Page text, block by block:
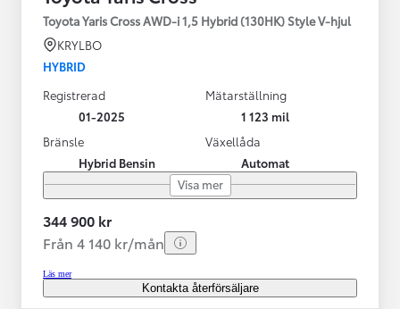
Toyota Yaris Cross AWD-i 1,5 Hybrid (130HK) Style V-hjul
KRYLBO
HYBRID
Registrerad
01-2025
Mätarställning
1 123 mil
Bränsle
Hybrid Bensin
Växellåda
Automat
Visa mer
344 900 kr
Från 4 140 kr/mån
Läs mer
Kontakta återförsäljare